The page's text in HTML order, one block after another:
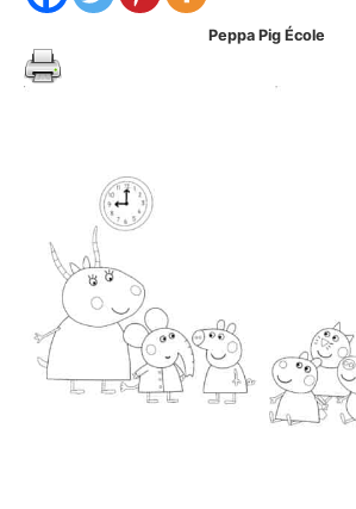
Peppa Pig École